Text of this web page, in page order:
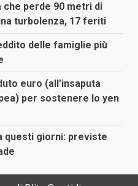
che perde 90 metri di
turbolenza, 17 feriti
delle famiglie più
euro (all’insaputa
per sostenere lo yen
questi giorni: previste